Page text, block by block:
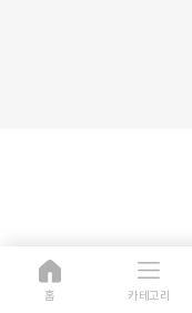
홈 카테고리